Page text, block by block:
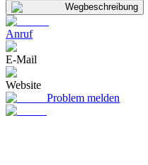
Wegbeschreibung
Anruf
E-Mail
Website
Problem melden